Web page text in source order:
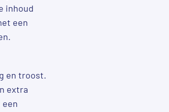
inhoud
een
en troost.
extra
een